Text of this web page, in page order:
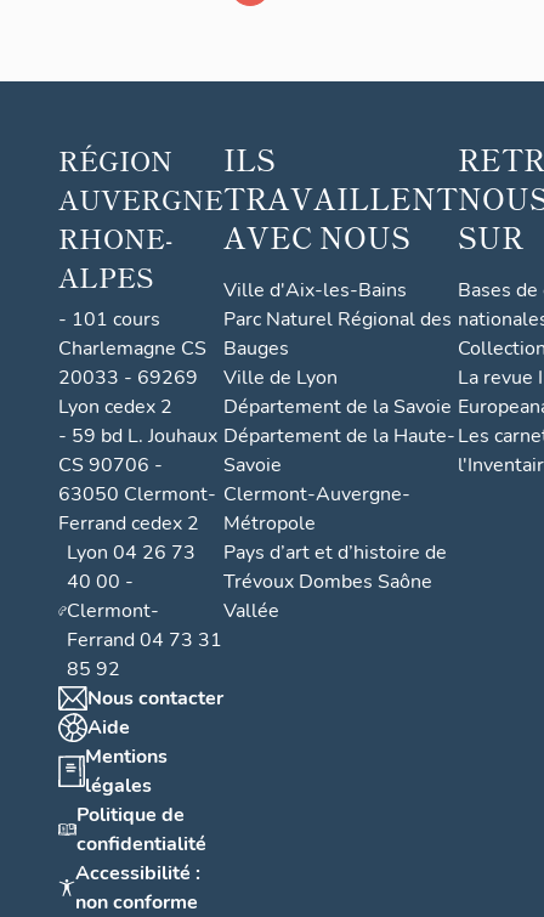
RÉGION
AUVERGNE
RHONE-
ALPES
- 101 cours
Charlemagne CS
20033 - 69269
Lyon cedex 2
- 59 bd L. Jouhaux
CS 90706 -
63050 Clermont-
Ferrand cedex 2
Lyon 04 26 73
40 00 -
Clermont-
Ferrand 04 73 31
85 92
Nous contacter
Aide
Mentions
légales
Politique de
confidentialité
Accessibilité :
non conforme
ILS
TRAVAILLENT
AVEC NOUS
Ville d'Aix-les-Bains
Parc Naturel Régional des
Bauges
Ville de Lyon
Département de la Savoie
Département de la Haute-
Savoie
Clermont-Auvergne-
Métropole
Pays d’art et d’histoire de
Trévoux Dombes Saône
Vallée
SUR
Bases
La revue
Les